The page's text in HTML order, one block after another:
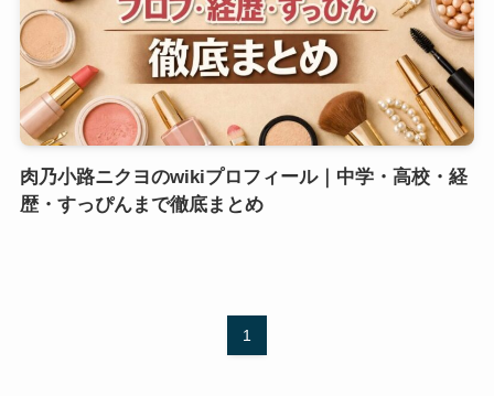
肉乃小路ニクヨのwikiプロフィール｜中学・高校・経
歴・すっぴんまで徹底まとめ
1